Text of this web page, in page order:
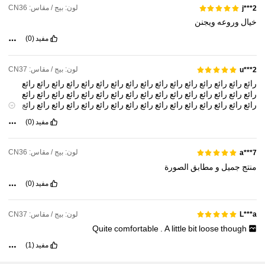
j***2 لون: بيج / مقاس: CN36
خيال وروعه ويجنن
مفيد(0)
u***2 لون: بيج / مقاس: CN37
رائع رائع رائع رائع رائع رائع رائع رائع رائع رائع رائع رائع رائع رائع رائع رائع
رائع رائع رائع رائع رائع رائع رائع رائع رائع رائع رائع رائع رائع رائع رائع رائع
رائع رائع رائع رائع رائع رائع رائع رائع رائع رائع رائع رائع رائع رائع رائع رائع
رائعرائعرائع
رائعرائعرائعرائعرائعرائعرائعرائعرائعرائعرائعرائعرائعرائعرائعرائع
رائع
رائع رائع رائع رائع رائع رائع
رائع
رائعرائعرائع رائع رائع رائع رائعرائع
رائع رائعرائعرائعرائعرائعرائع
رائع رائع
رائع
رائع رائع
رائع
رائعرائعرائعرائعرائعرائعرائعرائعرائعرائعرائعرائعرائعرائعرائعرائع
رائع رائعرائعرائعرائع
مفيد (0)
a***7 لون: بيج / مقاس: CN36
منتج جميل و مطابق الصورة
مفيد (0)
L***a لون: بيج / مقاس: CN37
Quitecomfortable .A little bit loosethough
مفيد (1)